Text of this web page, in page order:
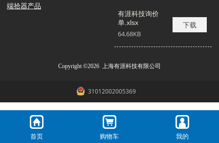
端拾器产品
有涯科技询价
单.xlsx
64.68KB
下载
Copyright ©2026 上海有涯科技有限公司
31012002005369
首页 购物车 我的